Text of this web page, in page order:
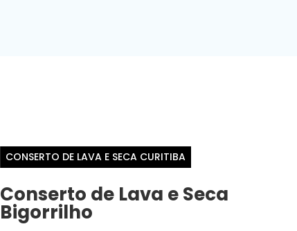
CONSERTO DE LAVA E SECA CURITIBA
Conserto de Lava e Seca
Bigorrilho